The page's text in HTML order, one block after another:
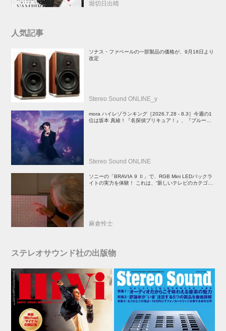
堀切日出晴
人気記事
ソナス・ファベールの一部製品の価格が、9月18日より
改定
Stereo Sound ONLINE_y
mora ハイレゾランキング［2026.7.28 - 8.3］今週の1
位は坂本 真綾！『名探偵プリキュア！』、『ブルーア
Stereo Sound ONLINE
ソニーの「BRAVIA 9 Ⅱ」で、RGB Mini LEDバックラ
イトの実力を体験！ これは、“新しいテレビのカテゴリ
麻倉怜士
ステレオサウンド社の出版物